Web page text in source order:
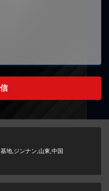
地,ジンナン,山東,中国